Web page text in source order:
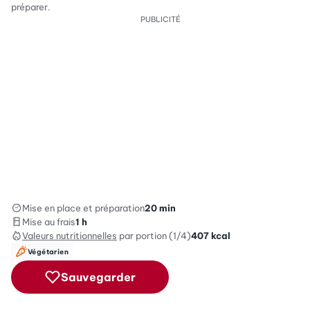
préparer.
PUBLICITÉ
Mise en place et préparation20 min
Mise au frais1 h
Valeurs nutritionnelles par portion (1/4)407kcal
Végétarien
Sauvegarder